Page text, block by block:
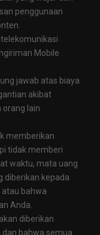
penggunaan
Mobile
jawab atas biaya
akibat
orang lain
memberikan
tidak memberi
waktu, mata uang
diberikan kepada
atau bahwa
Anda.
diberikan
bahwa semua